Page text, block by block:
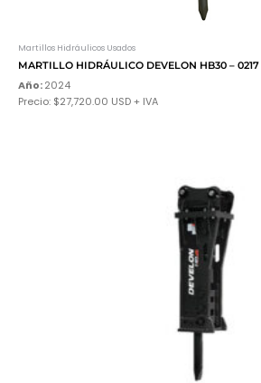
Martillos Hidráulicos Usados
MARTILLO HIDRÁULICO DEVELON HB30 – 0217
Año: 2024
Precio: $27,720.00 USD + IVA